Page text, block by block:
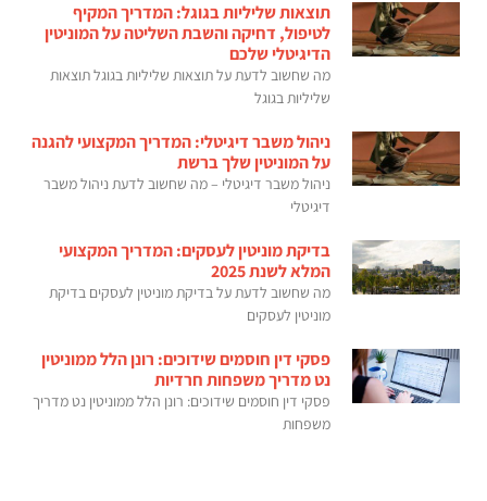
תוצאות שליליות בגוגל: המדריך המקיף
לטיפול, דחיקה והשבת השליטה על המוניטין
הדיגיטלי שלכם
מה שחשוב לדעת על תוצאות שליליות בגוגל תוצאות
שליליות בגוגל
ניהול משבר דיגיטלי: המדריך המקצועי להגנה
על המוניטין שלך ברשת
ניהול משבר דיגיטלי – מה שחשוב לדעת ניהול משבר
דיגיטלי
בדיקת מוניטין לעסקים: המדריך המקצועי
המלא לשנת 2025
מה שחשוב לדעת על בדיקת מוניטין לעסקים בדיקת
מוניטין לעסקים
פסקי דין חוסמים שידוכים: רונן הלל ממוניטין
נט מדריך משפחות חרדיות
פסקי דין חוסמים שידוכים: רונן הלל ממוניטין נט מדריך
משפחות